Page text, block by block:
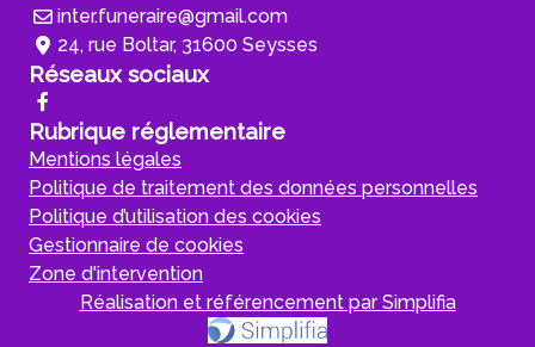
inter.funeraire@gmail.com
24, rue Boltar, 31600 Seysses
Réseaux sociaux
Rubrique réglementaire
Mentions légales
Politique de traitement des données personnelles
Politique d’utilisation des cookies
Gestionnaire de cookies
Zone d'intervention
Réalisation et référencement par Simplifia